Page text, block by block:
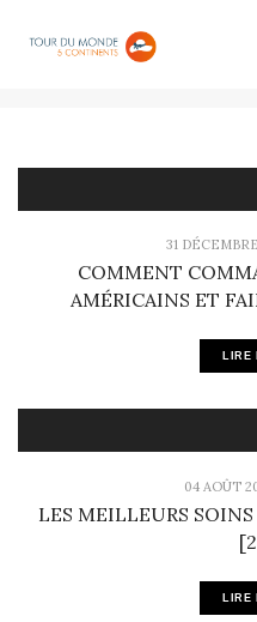
31
COMMENT
AMÉRICAINS ET
LIRE
04 AOÛT
LES MEILLEURS SOINS